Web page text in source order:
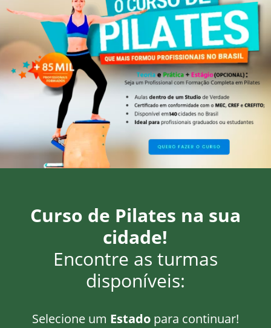
Curso de Pilates na sua
cidade!
Encontre as turmas
disponíveis:
Selecione um Estadopara continuar!